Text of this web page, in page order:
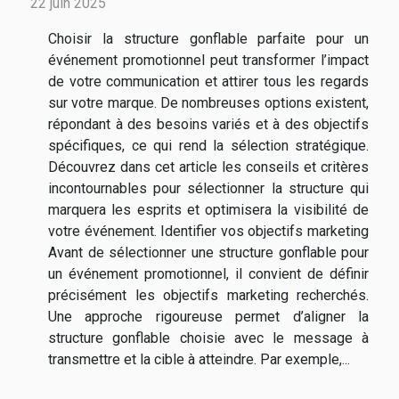
Choisir la structure gonflable parfaite pour un
événement promotionnel peut transformer l’impact
de votre communication et attirer tous les regards
sur votre marque. De nombreuses options existent,
répondant à des besoins variés et à des objectifs
spécifiques, ce qui rend la sélection stratégique.
Découvrez dans cet article les conseils et critères
incontournables pour sélectionner la structure qui
marquera les esprits et optimisera la visibilité de
votre événement. Identifier vos objectifs marketing
Avant de sélectionner une structure gonflable pour
un événement promotionnel, il convient de définir
précisément les objectifs marketing recherchés.
Une approche rigoureuse permet d’aligner la
structure gonflable choisie avec le message à
transmettre et la cible à atteindre. Par exemple,...